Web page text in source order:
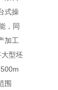
式操
，同
加工
型坯
围